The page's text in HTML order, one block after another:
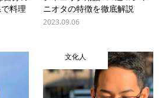
料理
ニオタの特徴を徹底解説
2023.09.06
文化人